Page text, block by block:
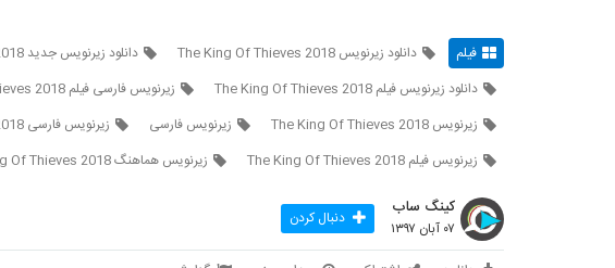
فیلم دانلود زیرنویس The King Of Thieves 2018
دانلود زیرنویس جدید The King Of Thieves 2018
دانلود زیرنویس فیلم The King Of Thieves 2018
زيرنويس فارسی فيلم The King Of Thieves 2018
زیرنویس The King Of Thieves 2018
زیرنویس فارسی
زیرنویس فارسی The King Of Thieves 2018
زیرنویس فیلم The King Of Thieves 2018
زیرنویس هماهنگ The King Of Thieves 2018
کینگ ساب
۰۷ آبان ۱۳۹۷ دنبال کردن